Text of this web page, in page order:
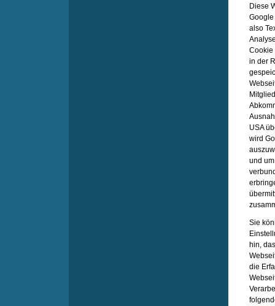
Diese
Google
also
Cookie
in der
USA
wird
und
Sie
hin,
die